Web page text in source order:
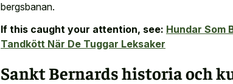
bergsbanan.
If this caught your attention, see: Hundar Som
Tandkött När De Tuggar Leksaker
Sankt Bernards historia och